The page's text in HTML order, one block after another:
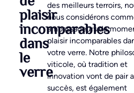
plaisir
incomparables
dans
le
verre
des meilleurs terroirs,
nous considérons
ambassadeurs de
plaisir incomparables
votre verre. Notre
viticole, où tradition et
innovation vont de pair
succès, est également